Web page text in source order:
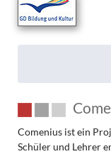
Comenius ist ein
Schüler und Lehrer